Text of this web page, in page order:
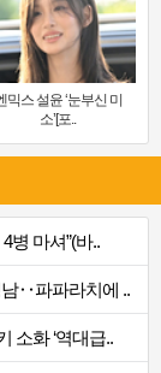
믹스 설윤 ‘눈부신 미
소’[포..
병 마셔”(바..
남‥파파라치에 ..
소화 ‘역대급..